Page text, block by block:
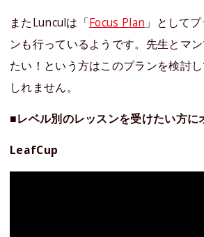
またLunculは「Focus Plan 」として
ンも行っているようです。先生とマ
たい！という方はこのプランを検討
しれません。
■レベル別のレッスンを受けたい方に
LeafCup